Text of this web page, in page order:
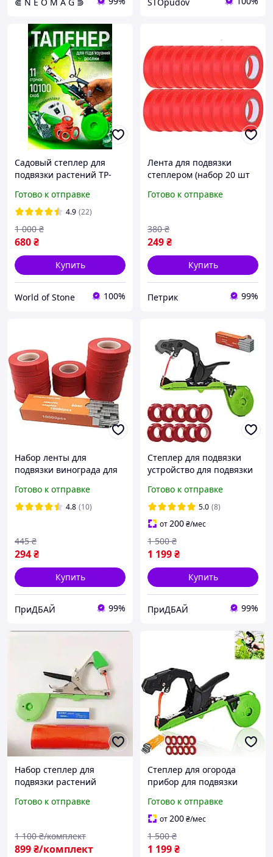
Садовый степлер для
подвязки растений TP-
тапенер для винограда,
томатов, огурцов
Готово к отправке
4.9 (22)
680₴
1 000 ₴
Купить
World of Stone 100%
Лента для подвязки
степлером (набор 20 шт
Готово к отправке
249₴
380 ₴
Купить
Петрик 99%
Набор ленты для
подвязки винограда для
скобы 10000 шт
Готово к отправке
4.8 (10)
294₴
445 ₴
Купить
ПриДБАЙ 99%
Степлер для подвязки
устройство для подвязки
садовый степлер для сада
подвязыватель
винограда
Готово к отправке
5.0 (8)
от200₴/мес
1 199₴
1 500 ₴
Купить
ПриДБАЙ 99%
Набор степлер для
подвязки растений
лентами
Готово к отправке
899₴/комплект
1 100 ₴/комплект
Степлер для огорода
прибор для подвязки
подвязки растений
Готово к отправке
от200₴/мес
1 199₴
1 500 ₴